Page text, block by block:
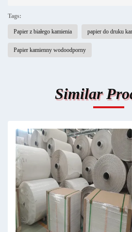
Tags:
Papier z białego kamienia papier do druku
Papier kamienny wodoodporny
Similar